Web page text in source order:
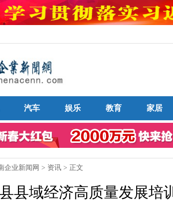
汽车 娱乐 教育 家居
企业新闻网 > 资讯 > 正文
县域经济高质量发展培